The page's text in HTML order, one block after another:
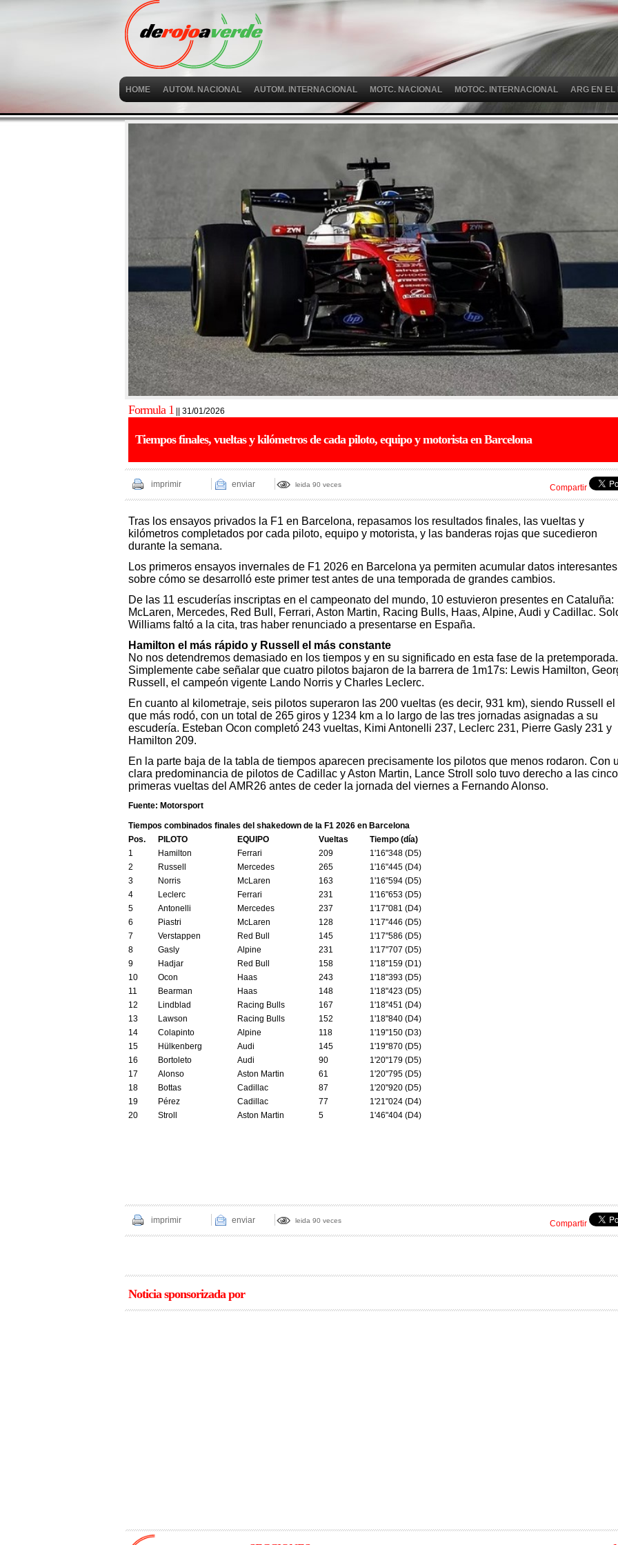
HOME AUTOM. NACIONAL AUTOM. INTERNACIONAL MOTC. NACIONAL MOTOC. INTERNACIONAL ARG EN EL
Formula 1|| 31/01/2026
Tiempos finales, vueltas y kilómetros de cada piloto, equipo y motorista en Barcelona
imprimir enviar leida 90 veces Compartir
Tras los ensayos privados la F1 en Barcelona, repasamos los resultados finales, las vueltas y
kilómetros completados por cada piloto, equipo y motorista, y las banderas rojas que sucedieron
durante la semana.
Los primeros ensayos invernales de F1 2026 en Barcelona ya permiten acumular datos interesantes
sobre cómo se desarrolló este primer test antes de una temporada de grandes cambios.
De las 11 escuderías inscriptas en el campeonato del mundo, 10 estuvieron presentes en Cataluña:
McLaren, Mercedes, Red Bull, Ferrari, Aston Martin, Racing Bulls, Haas, Alpine, Audi y Cadillac.
Williams faltó a la cita, tras haber renunciado a presentarse en España.
Hamilton el más rápido y Russell el más constante
No nos detendremos demasiado en los tiempos y en su significado en esta fase de la pretemporada.
Simplemente cabe señalar que cuatro pilotos bajaron de la barrera de 1m17s: Lewis Hamilton,
Russell, el campeón vigente Lando Norris y Charles Leclerc.
En cuanto al kilometraje, seis pilotos superaron las 200 vueltas (es decir, 931 km), siendo Russell el
que más rodó, con un total de 265 giros y 1234 km a lo largo de las tres jornadas asignadas a su
escudería. Esteban Ocon completó 243 vueltas, Kimi Antonelli 237, Leclerc 231, Pierre Gasly 231 y
Hamilton 209.
En la parte baja de la tabla de tiempos aparecen precisamente los pilotos que menos rodaron. Con
clara predominancia de pilotos de Cadillac y Aston Martin, Lance Stroll solo tuvo derecho a las cinco
primeras vueltas del AMR26 antes de ceder la jornada del viernes a Fernando Alonso.
Fuente: Motorsport
Tiempos combinados finales del shakedown de la F1 2026 en Barcelona
Pos.
PILOTO EQUIPO Vueltas
Tiempo (día)
1
Hamilton Ferrari 209
1'16"348 (D5)
2
Russell Mercedes 265
1'16"445 (D4)
3
Norris McLaren 163
1'16"594 (D5)
4
Leclerc Ferrari 231
1'16"653 (D5)
5
Antonelli Mercedes 237
1'17"081 (D4)
6
Piastri McLaren 128
1'17"446 (D5)
7
Verstappen Red Bull 145
1'17"586 (D5)
8
Gasly Alpine 231
1'17"707 (D5)
9
Hadjar Red Bull 158
1'18"159 (D1)
10
Ocon Haas 243
1'18"393 (D5)
11
Bearman Haas 148
1'18"423 (D5)
12
Lindblad Racing Bulls 167
1'18"451 (D4)
13
Lawson Racing Bulls 152
1'18"840 (D4)
14
Colapinto Alpine 118
1'19"150 (D3)
15
Hülkenberg Audi 145
1'19"870 (D5)
16
Bortoleto Audi 90
1'20"179 (D5)
17
Alonso Aston Martin 61
1'20"795 (D5)
18
Bottas Cadillac 87
1'20"920 (D5)
19
Pérez Cadillac 77
1'21"024 (D4)
20
Stroll Aston Martin 5 1'46"404 (D4)
imprimir enviar leida 90 veces Compartir
Noticia sponsorizada por